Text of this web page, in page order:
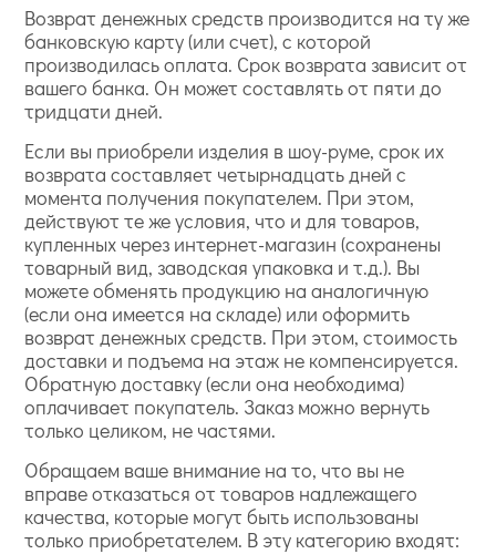
Возврат денежных средств производится на ту же
банковскую карту (или счет), с которой
производилась оплата. Срок возврата зависит от
вашего банка. Он может составлять от пяти до
тридцати дней.
Если вы приобрели изделия в шоу-руме, срок их
возврата составляет четырнадцать дней с
момента получения покупателем. При этом,
действуют те же условия, что и для товаров,
купленных через интернет-магазин (сохранены
товарный вид, заводская упаковка и т.д.). Вы
можете обменять продукцию на аналогичную
(если она имеется на складе) или оформить
возврат денежных средств. При этом, стоимость
доставки и подъема на этаж не компенсируется.
Обратную доставку (если она необходима)
оплачивает покупатель. Заказ можно вернуть
только целиком, не частями.
Обращаем ваше внимание на то, что вы не
вправе отказаться от товаров надлежащего
качества, которые могут быть использованы
только приобретателем. В эту категорию входят: